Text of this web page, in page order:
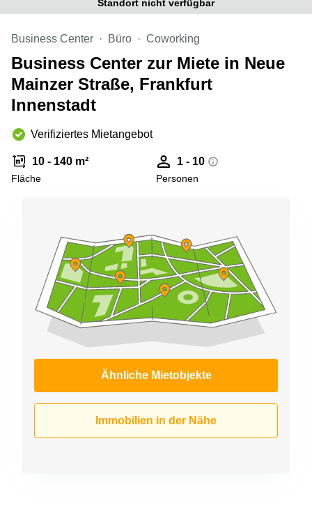
Berlin
Mitte
Büro
mieten
München
Büro
Mannheim
mieten
Meetingraum
Coworking
Köln
Str. 720-
726 Köln
62 Köln
Erna-
Str. 1A
Köln
Straße 18
Hamburg
Standort nicht verfügbar
Business Center Büro Coworking
Business Center zur Miete in Neue
Mainzer Straße, Frankfurt
Innenstadt
Verifiziertes Mietangebot
10 - 140 m²
Fläche
1 - 10
Personen
Ähnliche Mietobjekte
Immobilien in der Nähe